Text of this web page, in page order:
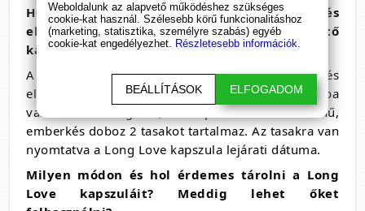
Hogyan néz ki a Long Love koraimagömlés
elkerülésérealkalmas étrend kiegészítő
kapszula?
A
magömlés késleltető szerek(korai magömlés
elleni kapszulák) a dobozon belül külön tasakba
vannak csomagolva, a piros-narancs színű,
emberkés doboz 2 tasakot tartalmaz. Az tasakra van
nyomtatva a Long Love kapszula lejárati dátuma.
Milyen módon és hol érdemes tárolni a Long
Love kapszuláit? Meddig lehet őket
Weboldalunk az alapvető működéshez szükséges
cookie-kat használ. Szélesebb körű funkcionalitáshoz
(marketing, statisztika, személyre szabás) egyéb
cookie-kat engedélyezhet. Részletesebb információk.
BEÁLLÍTÁSOK ELFOGADOM